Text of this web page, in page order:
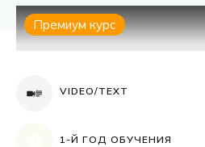
Премиум курс
VIDEO/TEXT
1-Й ГОД ОБУЧЕНИЯ